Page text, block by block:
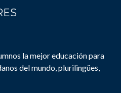
la mejor educación para
del mundo, plurilingües,